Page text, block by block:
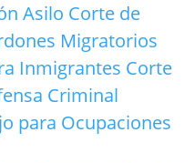
Asilo Corte de
Migratorios
Inmigrantes Corte
Criminal
para Ocupaciones